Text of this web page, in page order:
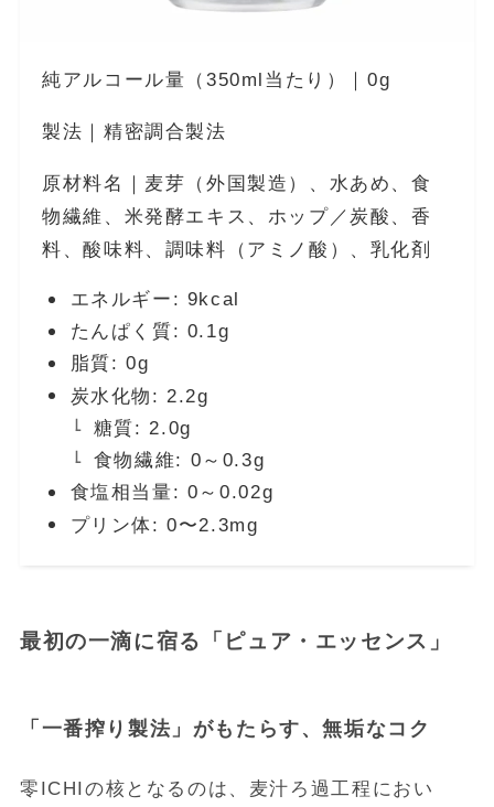
純アルコール量（350ml当たり）｜0g
製法｜精密調合製法
原材料名｜麦芽（外国製造）、水あめ、食
物繊維、米発酵エキス、ホップ／炭酸、香
料、酸味料、調味料（アミノ酸）、乳化剤
エネルギー: 9kcal
たんぱく質: 0.1g
脂質: 0g
炭水化物: 2.2g
糖質: 2.0g
食物繊維: 0～0.3g
食塩相当量: 0～0.02g
プリン体: 0〜2.3mg
最初の一滴に宿る「ピュア・エッセンス」
「一番搾り製法」がもたらす、無垢なコク
零ICHIの核となるのは、麦汁ろ過工程におい